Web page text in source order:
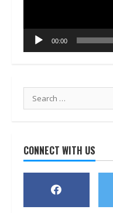
00:00
Search
for:
CONNECT WITH US